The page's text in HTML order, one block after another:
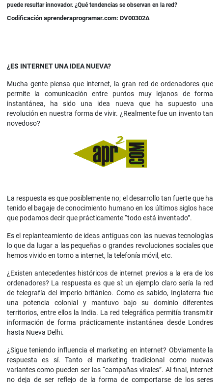
puede resultar innovador. ¿Qué tendencias se observan en la red?
Codificación aprenderaprogramar.com: DV00302A
¿ES INTERNET UNA IDEA NUEVA?
Mucha gente piensa que internet, la gran red de ordenadores que
permite la comunicación entre puntos muy lejanos de forma
instantánea, ha sido una idea nueva que ha supuesto una
revolución en nuestra forma de vivir. ¿Realmente fue un invento tan
novedoso?
La respuesta es que posiblemente no; el desarrollo tan fuerte que ha
tenido el bagaje de conocimiento humano en los últimos siglos hace
que podamos decir que prácticamente “todo está inventado”.
Es el replanteamiento de ideas antiguas con las nuevas tecnologías
lo que da lugar a las pequeñas o grandes revoluciones sociales que
hemos vivido en torno a internet, la telefonía móvil, etc.
¿Existen antecedentes históricos de internet previos a la era de los
ordenadores? La respuesta es que sí: un ejemplo claro sería la red
de telegrafía del imperio británico. Como es sabido, Inglaterra fue
una potencia colonial y mantuvo bajo su dominio diferentes
territorios, entre ellos la India. La red telegráfica permitía transmitir
información de forma prácticamente instantánea desde Londres
hasta Nueva Delhi.
¿Sigue teniendo influencia el marketing en internet? Obviamente la
respuesta es sí. Tanto el marketing tradicional como nuevas
variantes como pueden ser las “campañas virales”. Al final, internet
no deja de ser reflejo de la forma de comportarse de los seres